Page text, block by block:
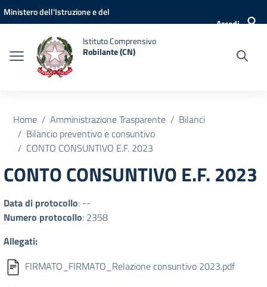
Vai ai contenuti
Vai al menu di navigazione
Vai al footer
Ministero dell'Istruzione e del
Accedi
Istituto Comprensivo
Robilante (CN)
Home Amministrazione Trasparente
Bilanci
Bilancio preventivo e consuntivo
CONTO CONSUNTIVO E.F. 2023
CONTO CONSUNTIVO E.F. 2023
Data di protocollo: --
Numero protocollo: 2358
Allegati:
FIRMATO_FIRMATO_Relazione consuntivo 2023.pdf